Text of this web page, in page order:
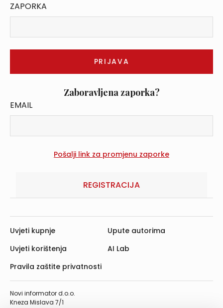
ZAPORKA
Zaboravljena zaporka?
EMAIL
REGISTRACIJA
Novi informator d.o.o.
Kneza Mislava 7/1
Uvjeti kupnje
Uvjeti korištenja
Pravila zaštite privatnosti
Upute autorima
AI Lab